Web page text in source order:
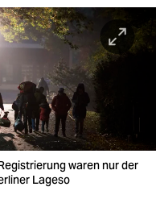
waren nur der
Lageso